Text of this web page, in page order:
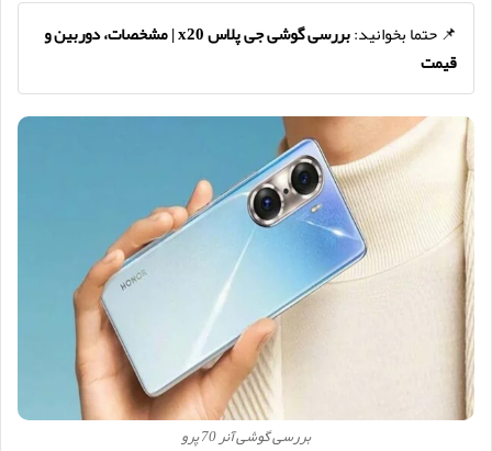
📌 حتما بخوانید:
بررسی گوشی جی پلاس x20 | مشخصات، دوربین و
قیمت
بررسی گوشی آنر 70 پرو